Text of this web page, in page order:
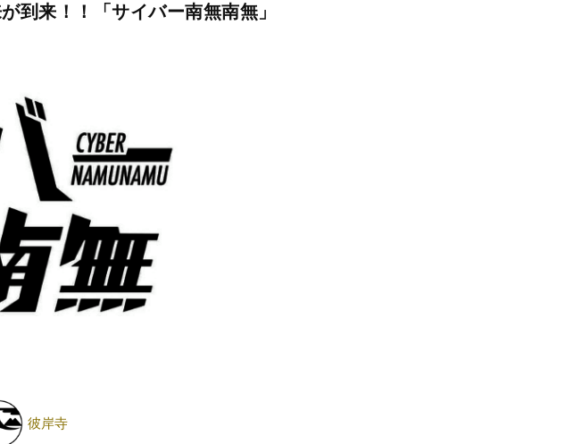
到来！！「サイバー南無南無」
彼岸寺